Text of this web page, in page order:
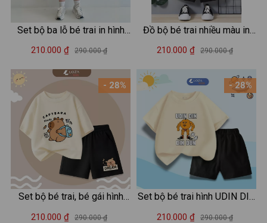
Set bộ ba lỗ bé trai in hình
Capybara - Loza Kids BL347
210.000 ₫ 290.000 ₫
- 28%
Set bộ bé trai, bé gái hình
capybara đeo cặp - Loza
210.000 ₫ 290.000 ₫
Đồ bộ bé trai nhiều màu in
hình - Set đồ bé trai (áo thun
42kg - Loza G0188
210.000 ₫ 290.000 ₫
- 28%
Set bộ bé trai hình UDIN DIN
DIN DUN - Loza Kids SB414
210.000 ₫ 290.000 ₫